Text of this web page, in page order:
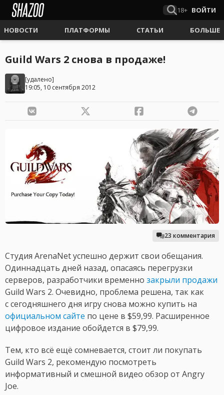
18+ ВОЙТИ
НОВОСТИ ПЛАТФОРМЫ СТАТЬИ БОЛЬШЕ
Guild Wars 2 снова в продаже!
[удалено]
19:05, 10 сентября 2012
23 комментария
Студия ArenaNet успешно держит свои обещания.
Одиннадцать дней назад, опасаясь перегрузки
серверов, разработчики временно закрыли продажи
Guild Wars 2. Очевидно, проблема решена, так как
с сегодняшнего дня игру снова можно купить на
официальном сайте по цене в $59,99. Расширенное
цифровое издание обойдется в $79,99.
Тем, кто всё ещё сомневается, стоит ли покупать
Guild Wars 2, рекомендую посмотреть
информативный и смешной видео обзор от Angry
Joe.